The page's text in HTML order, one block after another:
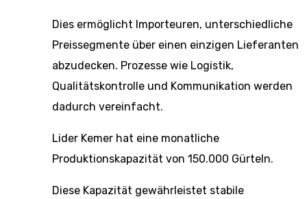
Dies ermöglicht Importeuren, unterschiedliche
Preissegmente über einen einzigen Lieferanten
abzudecken. Prozesse wie Logistik,
Qualitätskontrolle und Kommunikation werden
dadurch vereinfacht.
Lider Kemer hat eine monatliche
Produktionskapazität von 150.000 Gürteln.
Diese Kapazität gewährleistet stabile